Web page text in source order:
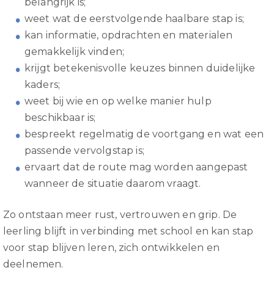
belangrijk is;
weet wat de eerstvolgende haalbare stap is;
kan informatie, opdrachten en materialen
gemakkelijk vinden;
krijgt betekenisvolle keuzes binnen duidelijke
kaders;
weet bij wie en op welke manier hulp
beschikbaar is;
bespreekt regelmatig de voortgang en wat een
passende vervolgstap is;
ervaart dat de route mag worden aangepast
wanneer de situatie daarom vraagt.
Zo ontstaan meer rust, vertrouwen en grip. De
leerling blijft in verbinding met school en kan stap
voor stap blijven leren, zich ontwikkelen en
deelnemen.